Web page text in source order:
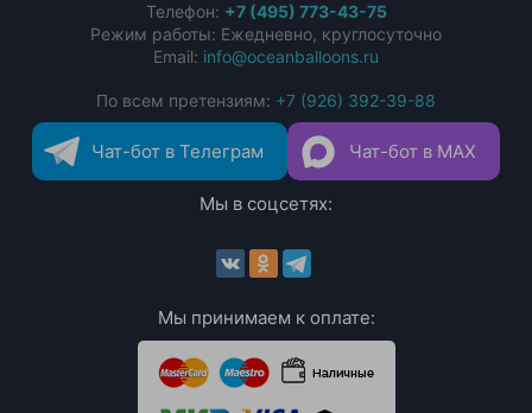
Телефон: +7 (495) 773-43-75
Режим работы: Ежедневно, круглосуточно
Email: info@oceanballoons.ru
По всем претензиям: +7 (926) 392-39-88
Чат-бот в Телеграм Чат-бот в MAX
Мы в соцсетях:
Мы принимаем к оплате: